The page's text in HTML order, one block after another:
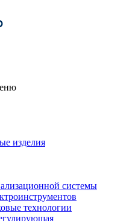
изделия
системы
технологии